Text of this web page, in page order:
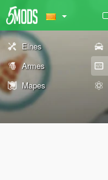
Eines
Armes
Mapes